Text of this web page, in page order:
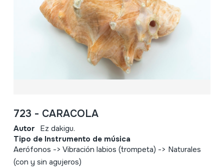
723 - CARACOLA
Autor Ez dakigu.
Tipo de Instrumento de música
Aerófonos -> Vibración labios (trompeta) -> Naturales
(con y sin agujeros)